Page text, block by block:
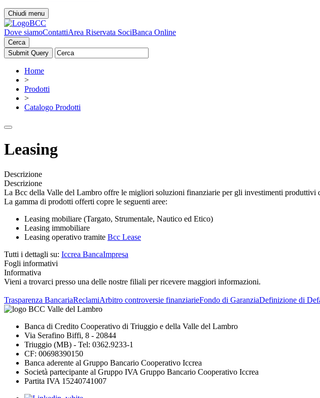
Chiudi menu
Dove siamoContattiArea Riservata SociBanca Online
Cerca
Home
>
Prodotti
>
Catalogo Prodotti
Leasing
Descrizione
Descrizione
La Bcc della Valle del Lambro offre le migliori soluzioni finanziarie per gli investimenti produttivi
La gamma di prodotti offerti copre le seguenti aree:
Leasing mobiliare (Targato, Strumentale, Nautico ed Etico)
Leasing immobiliare
Leasing operativo tramite Bcc Lease
Tutti i dettagli su: Iccrea BancaImpresa
Fogli informativi
Informativa
Vieni a trovarci presso una delle nostre filiali per ricevere maggiori informazioni.
Trasparenza BancariaReclamiArbitro controversie finanziarieFondo di GaranziaDefinizione di
Banca di Credito Cooperativo di Triuggio e della Valle del Lambro
Via Serafino Biffi, 8 - 20844
Triuggio (MB) - Tel: 0362.9233-1
CF: 00698390150
Banca aderente al Gruppo Bancario Cooperativo Iccrea
Società partecipante al Gruppo IVA Gruppo Bancario Cooperativo Iccrea
Partita IVA 15240741007